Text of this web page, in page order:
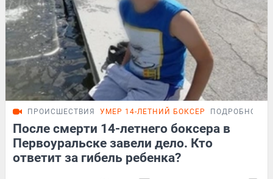
ПРОИСШЕСТВИЯ УМЕР 14-ЛЕТНИЙ БОКСЕР ПОДРОБНОСТИ
После смерти 14-летнего боксера в
Первоуральске завели дело. Кто
ответит за гибель ребенка?